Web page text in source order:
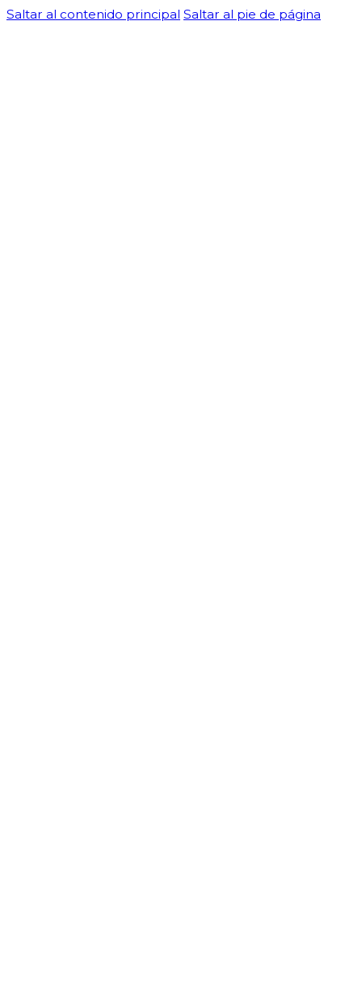
Saltar al contenido principal Saltar al pie de página